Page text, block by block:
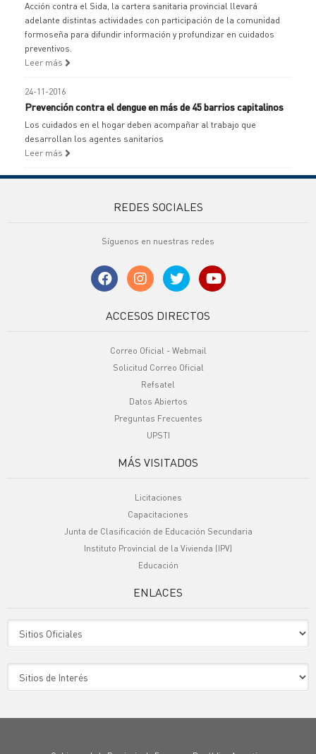
Acción contra el Sida, la cartera sanitaria provincial llevará
adelante distintas actividades con participación de la comunidad
formoseña para difundir información y profundizar en cuidados
preventivos.
Leer más
24-11-2016
Prevención contra el dengue en más de 45 barrios capitalinos
Los cuidados en el hogar deben acompañar al trabajo que
desarrollan los agentes sanitarios
Leer más
REDES SOCIALES
Síguenos en nuestras redes
ACCESOS DIRECTOS
Correo Oficial - Webmail
Solicitud Correo Oficial
Refsatel
Datos Abiertos
Preguntas Frecuentes
UPSTI
MÁS VISITADOS
Licitaciones
Capacitaciones
Junta de Clasificación de Educación Secundaria
Instituto Provincial de la Vivienda (IPV)
Educación
ENLACES